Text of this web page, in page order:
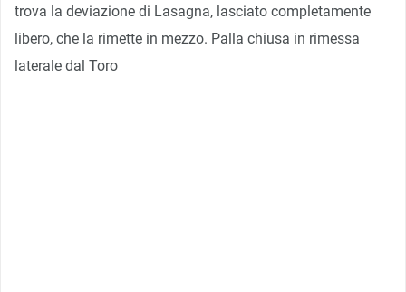
trova la deviazione di Lasagna, lasciato completamente
libero, che la rimette in mezzo. Palla chiusa in rimessa
laterale dal Toro